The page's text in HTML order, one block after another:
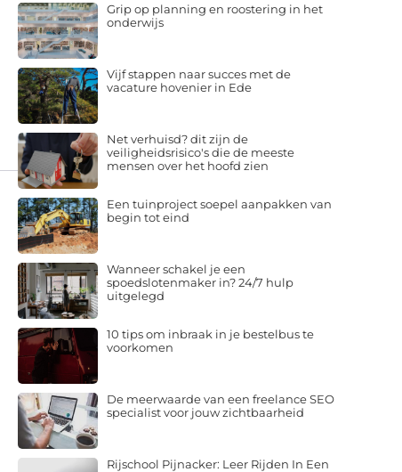
Grip op planning en roostering in het
onderwijs
Vijf stappen naar succes met de
vacature hovenier in Ede
Net verhuisd? dit zijn de
veiligheidsrisico's die de meeste
mensen over het hoofd zien
Een tuinproject soepel aanpakken van
begin tot eind
Wanneer schakel je een
spoedslotenmaker in? 24/7 hulp
uitgelegd
10 tips om inbraak in je bestelbus te
voorkomen
De meerwaarde van een freelance SEO
specialist voor jouw zichtbaarheid
Rijschool Pijnacker: Leer Rijden In Een